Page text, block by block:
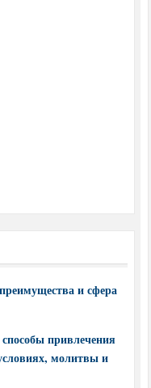
и сфера
привлечения
молитвы и